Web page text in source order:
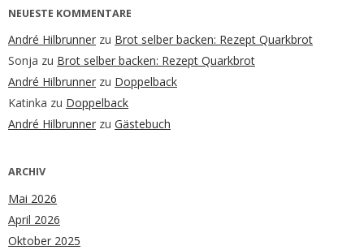
NEUESTE KOMMENTARE
André Hilbrunner zu Brot selber backen: Rezept Quarkbrot
Sonja zu Brot selber backen: Rezept Quarkbrot
André Hilbrunner zu Doppelback
Katinka zu Doppelback
André Hilbrunner zu Gästebuch
ARCHIV
Mai 2026
April 2026
Oktober 2025